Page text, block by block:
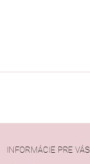
INFORMÁCIE PRE VÁS